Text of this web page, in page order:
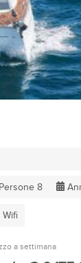
Persone 8
Wifi
a settimana